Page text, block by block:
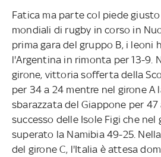
Fatica ma parte col piede
mondiali di rugby in corso in
prima gara del gruppo B, i leoni
l'Argentina in rimonta per 13-9.
girone, vittoria sofferta della
per 34 a 24 mentre nel girone A
sbarazzata del Giappone per 47
successo delle Isole Figi che nel
superato la Namibia 49-25.
del girone C, l'Italia è attesa